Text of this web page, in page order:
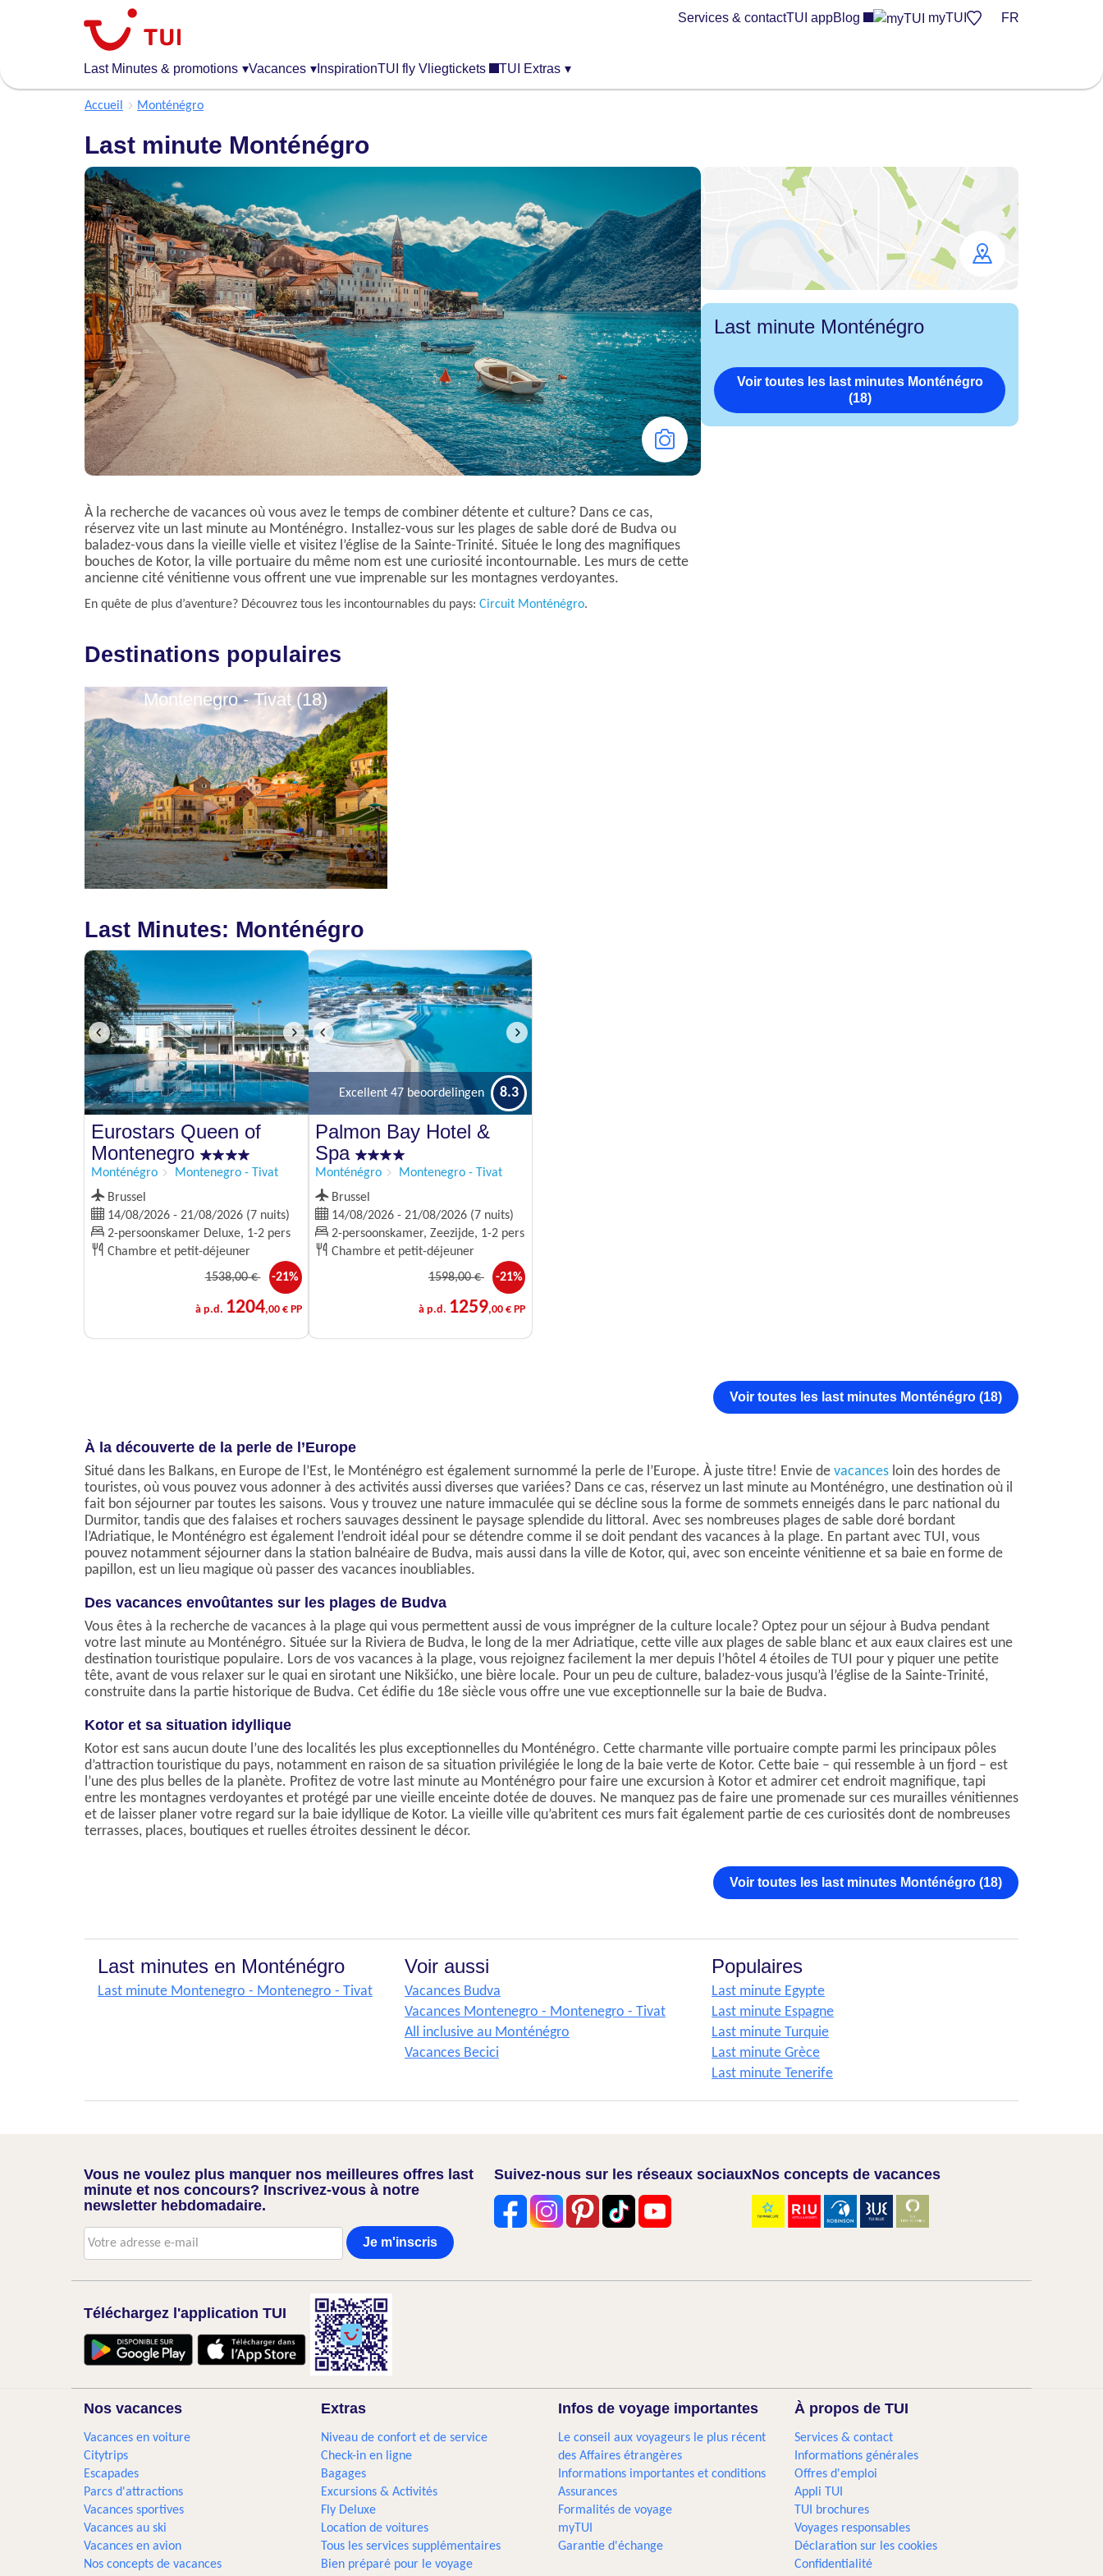
Last Minutes & promotions ▾Vacances ▾ InspirationTUI fly Vliegtickets TUI Extras ▾
Services & contactTUI appBlog myTUI FR
Accueil Monténégro
Last minute Monténégro
À la recherche de vacances où vous avez le temps de combiner détente et culture? Dans ce cas,
réservez vite un last minute au Monténégro. Installez-vous sur les plages de sable doré de Budva ou
baladez-vous dans la vieille vielle et visitez l’église de la Sainte-Trinité. Située le long des magnifiques
bouches de Kotor, la ville portuaire du même nom est une curiosité incontournable. Les murs de cette
ancienne cité vénitienne vous offrent une vue imprenable sur les montagnes verdoyantes.
En quête de plus d’aventure? Découvrez tous les incontournables du pays: Circuit Monténégro.
Last minute Monténégro
Voir toutes les last minutes Monténégro
(18)
Destinations populaires
Montenegro - Tivat (18)
Last Minutes: Monténégro
Eurostars Queen of
Montenegro
Monténégro
Montenegro - Tivat
Brussel
14/08/2026 - 21/08/2026 (7 nuits)
2-persoonskamer Deluxe, 1-2 pers
Chambre et petit-déjeuner
1538,00 € -21%
à p.d. 1204,00 € PP
Excellent 47 beoordelingen 8.3
Palmon Bay Hotel &
Spa
Monténégro
Montenegro - Tivat
Brussel
14/08/2026 - 21/08/2026 (7 nuits)
2-persoonskamer, Zeezijde, 1-2 pers
Chambre et petit-déjeuner
1598,00 € -21%
à p.d. 1259,00 € PP
Voir toutes les last minutes Monténégro (18)
À la découverte de la perle de l’Europe
Situé dans les Balkans, en Europe de l’Est, le Monténégro est également surnommé la perle de l’Europe. À juste titre! Envie de vacances loin des hordes de
touristes, où vous pouvez vous adonner à des activités aussi diverses que variées? Dans ce cas, réservez un last minute au Monténégro, une destination où il
fait bon séjourner par toutes les saisons. Vous y trouvez une nature immaculée qui se décline sous la forme de sommets enneigés dans le parc national du
Durmitor, tandis que des falaises et rochers sauvages dessinent le paysage splendide du littoral. Avec ses nombreuses plages de sable doré bordant
l’Adriatique, le Monténégro est également l’endroit idéal pour se détendre comme il se doit pendant des vacances à la plage. En partant avec TUI, vous
pouvez notamment séjourner dans la station balnéaire de Budva, mais aussi dans la ville de Kotor, qui, avec son enceinte vénitienne et sa baie en forme de
papillon, est un lieu magique où passer des vacances inoubliables.
Des vacances envoûtantes sur les plages de Budva
Vous êtes à la recherche de vacances à la plage qui vous permettent aussi de vous imprégner de la culture locale? Optez pour un séjour à Budva pendant
votre last minute au Monténégro. Située sur la Riviera de Budva, le long de la mer Adriatique, cette ville aux plages de sable blanc et aux eaux claires est une
destination touristique populaire. Lors de vos vacances à la plage, vous rejoignez facilement la mer depuis l’hôtel 4 étoiles de TUI pour y piquer une petite
tête, avant de vous relaxer sur le quai en sirotant une Nikšićko, une bière locale. Pour un peu de culture, baladez-vous jusqu’à l’église de la Sainte-Trinité,
construite dans la partie historique de Budva. Cet édifie du 18e siècle vous offre une vue exceptionnelle sur la baie de Budva.
Kotor et sa situation idyllique
Kotor est sans aucun doute l’une des localités les plus exceptionnelles du Monténégro. Cette charmante ville portuaire compte parmi les principaux pôles
d’attraction touristique du pays, notamment en raison de sa situation privilégiée le long de la baie verte de Kotor. Cette baie – qui ressemble à un fjord – est
l’une des plus belles de la planète. Profitez de votre last minute au Monténégro pour faire une excursion à Kotor et admirer cet endroit magnifique, tapi
entre les montagnes verdoyantes et protégé par une vieille enceinte dotée de douves. Ne manquez pas de faire une promenade sur ces murailles vénitiennes
et de laisser planer votre regard sur la baie idyllique de Kotor. La vieille ville qu’abritent ces murs fait également partie de ces curiosités dont de nombreuses
terrasses, places, boutiques et ruelles étroites dessinent le décor.
Voir toutes les last minutes Monténégro (18)
Last minutes en Monténégro
Last minute Montenegro - Montenegro - Tivat
Voir aussi
Vacances Budva
Vacances Montenegro - Montenegro - Tivat
All inclusive au Monténégro
Vacances Becici
Populaires
Last minute Egypte
Last minute Espagne
Last minute Turquie
Last minute Grèce
Last minute Tenerife
Vous ne voulez plus manquer nos meilleures offres last
minute et nos concours? Inscrivez-vous à notre
newsletter hebdomadaire.
Je m'inscris
Suivez-nous sur les réseaux sociauxNos concepts de vacances
Téléchargez l'application TUI
Nos vacances
Vacances en voiture
Citytrips
Escapades
Parcs d'attractions
Vacances sportives
Vacances au ski
Vacances en avion
Nos concepts de vacances
Extras
Niveau de confort et de service
Check-in en ligne
Bagages
Excursions & Activités
Fly Deluxe
Location de voitures
Tous les services supplémentaires
Bien préparé pour le voyage
Infos de voyage importantes
Le conseil aux voyageurs le plus récent
des Affaires étrangères
Informations importantes et conditions
Assurances
Formalités de voyage
myTUI
Garantie d'échange
À propos de TUI
Services & contact
Informations générales
Offres d'emploi
Appli TUI
TUI brochures
Voyages responsables
Déclaration sur les cookies
Confidentialité